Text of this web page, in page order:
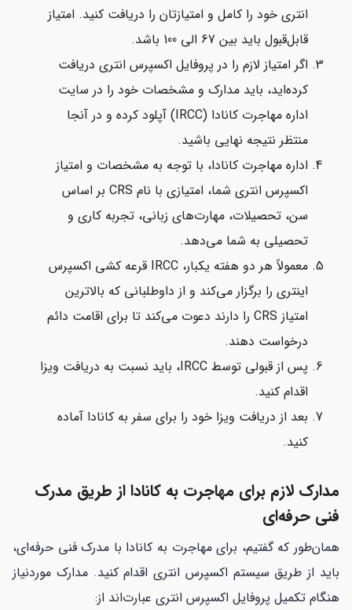
انتری خود را کامل و امتیازتان را دریافت کنید. امتیاز
قابل‌قبول باید بین 67 الی 100 باشد.
اگر امتیاز لازم را در پروفایل اکسپرس انتری دریافت
کرده‌اید، باید مدارک و مشخصات خود را در سایت
اداره مهاجرت کانادا (IRCC) آپلود کرده و در آنجا
منتظر نتیجه نهایی باشید.
اداره مهاجرت کانادا، با توجه به مشخصات و امتیاز
اکسپرس انتری شما، امتیازی با نام CRS بر اساس
سن، تحصیلات، مهارت‌های زبانی، تجربه کاری و
تحصیلی به شما می‌دهد.
معمولاً هر دو هفته یکبار، IRCC قرعه کشی اکسپرس
اینتری را برگزار می‌کند و از داوطلبانی که بالاترین
امتیاز CRS را دارند دعوت می‌کند تا برای اقامت دائم
درخواست دهند.
پس از قبولی توسط IRCC، باید نسبت به دریافت ویزا
اقدام کنید.
بعد از دریافت ویزا خود را برای سفر به کانادا آماده
کنید.
مدارک لازم برای مهاجرت به کانادا از طریق مدرک
فنی‌ حرفه‌ای
همان‌طور که گفتیم، برای مهاجرت به کانادا با مدرک فنی حرفه‌ای،
باید از طریق سیستم اکسپرس انتری اقدام کنید. مدارک موردنیاز
هنگام تکمیل پروفایل اکسپرس انتری عبارت‌اند از: